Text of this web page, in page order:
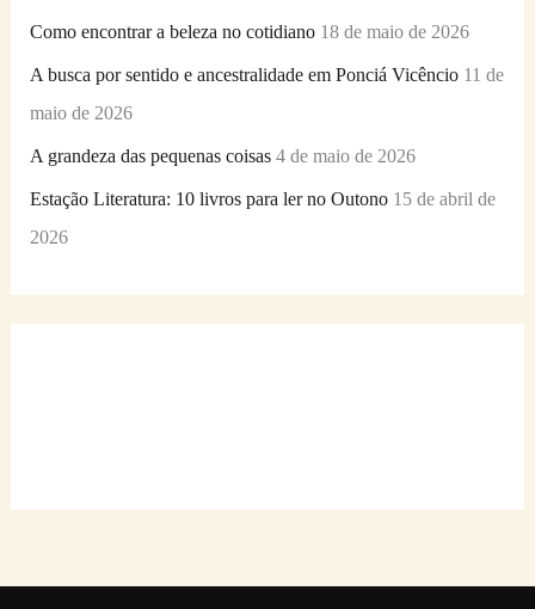
Como encontrar a beleza no cotidiano 18 de maio de 2026
A busca por sentido e ancestralidade em Ponciá Vicêncio 11 de
maio de 2026
A grandeza das pequenas coisas 4 de maio de 2026
Estação Literatura: 10 livros para ler no Outono 15 de abril de
2026